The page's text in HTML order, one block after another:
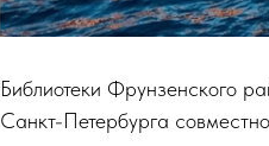
Библиотеки Фрунзенского
Санкт-Петербурга